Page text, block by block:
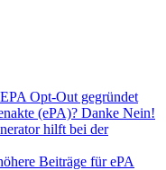
Opt-Out gegründet
(ePA)? Danke Nein!
hilft bei der
Beiträge für ePA